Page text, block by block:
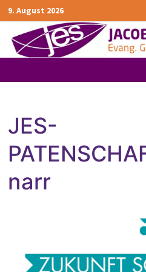
Zurück
zum
Inhalt
9. August 2026
JES-
narr